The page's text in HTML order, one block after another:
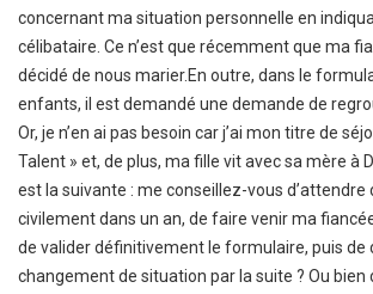
concernant ma situation personnelle en
célibataire. Ce n’est que récemment que ma
décidé de nous marier.En outre, dans le
enfants, il est demandé une demande de
Or, je n’en ai pas besoin car j’ai mon titre de
Talent » et, de plus, ma fille vit avec sa mère à
est la suivante : me conseillez-vous d’attendre
civilement dans un an, de faire venir ma
de valider définitivement le formulaire, puis de
changement de situation par la suite ? Ou bien